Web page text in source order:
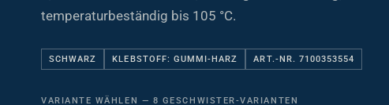
temperaturbeständig bis 105 °C.
SCHWARZ KLEBSTOFF: GUMMI-HARZ ART.-NR. 7100353554
VARIANTE WÄHLEN